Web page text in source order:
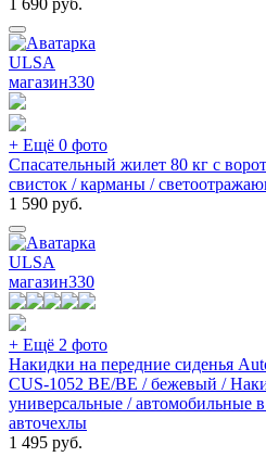
ULSA
магазин330
+ Ещё 0 фото
Спасательный жилет 80 кг с
свисток / карманы /
1 590 руб.
ULSA
магазин330
+ Ещё 2 фото
Накидки на передние сиденья
CUS-1052 BE/BЕ / бежевый /
универсальные / автомобильные
авточехлы
1 495 руб.